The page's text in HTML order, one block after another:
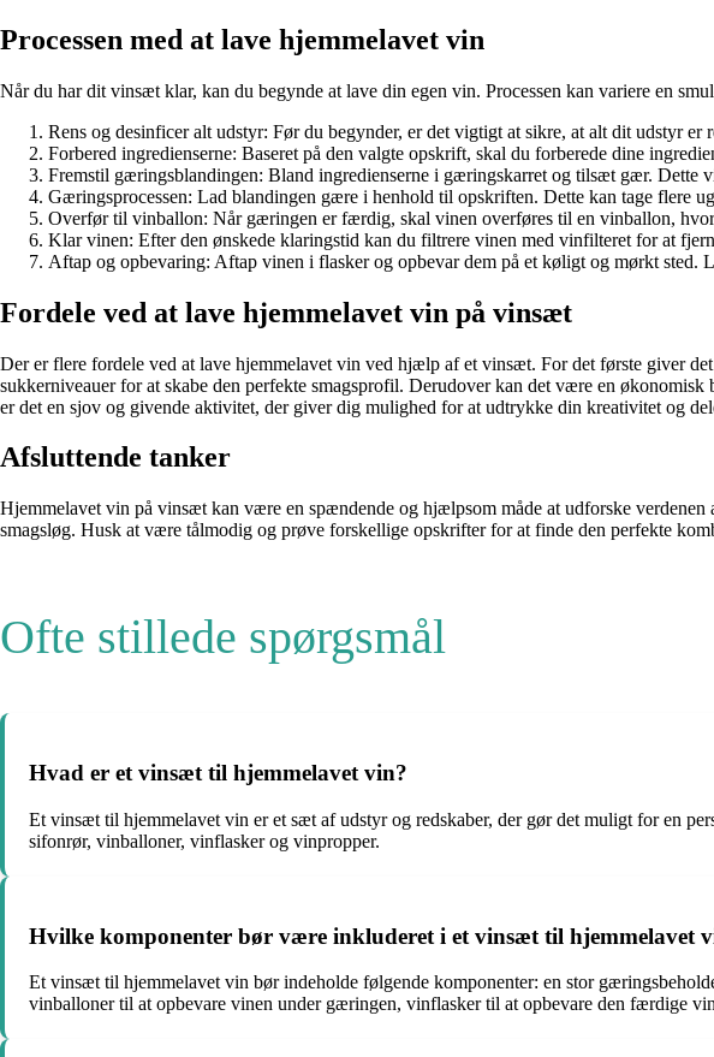
Processen med at lave hjemmelavet vin
Når du har dit vinsæt klar, kan du begynde at lave din egen vin. Processen kan variere en
Rens og desinficer alt udstyr: Før du begynder, er det vigtigt at sikre, at alt dit udstyr
Forbered ingredienserne: Baseret på den valgte opskrift, skal du forberede dine
Fremstil gæringsblandingen: Bland ingredienserne i gæringskarret og tilsæt gær. Dette
Gæringsprocessen: Lad blandingen gære i henhold til opskriften. Dette kan tage flere
Overfør til vinballon: Når gæringen er færdig, skal vinen overføres til en vinballon,
Klar vinen: Efter den ønskede klaringstid kan du filtrere vinen med vinfilteret for at
Aftap og opbevaring: Aftap vinen i flasker og opbevar dem på et køligt og mørkt sted.
Fordele ved at lave hjemmelavet vin på vinsæt
Der er flere fordele ved at lave hjemmelavet vin ved hjælp af et vinsæt. For det første giver
sukkerniveauer for at skabe den perfekte smagsprofil. Derudover kan det være en
er det en sjov og givende aktivitet, der giver dig mulighed for at udtrykke din kreativitet og
Afsluttende tanker
Hjemmelavet vin på vinsæt kan være en spændende og hjælpsom måde at udforske
smagsløg. Husk at være tålmodig og prøve forskellige opskrifter for at finde den perfekte
Ofte stillede spørgsmål
Hvad er et vinsæt til hjemmelavet vin?
Et vinsæt til hjemmelavet vin er et sæt af udstyr og redskaber, der gør det muligt for en
sifonrør, vinballoner, vinflasker og vinpropper.
Hvilke komponenter bør være inkluderet i et vinsæt til hjemmelavet
Et vinsæt til hjemmelavet vin bør indeholde følgende komponenter: en stor
vinballoner til at opbevare vinen under gæringen, vinflasker til at opbevare den færdige